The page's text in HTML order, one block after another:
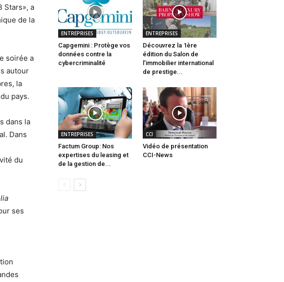
Stars», a
de la
soirée a
autour
la
pays.
dans la
Dans
du
ses
ENTREPRISES
Capgemini : Protège vos
données contre la
cybercriminalité
ENTREPRISES
Découvrez la 1ère
édition du Salon de
l’immobilier international
de prestige...
ENTREPRISES
Factum Group: Nos
expertises du leasing et
de la gestion de...
CCI
Vidéo de présentation
CCI-News